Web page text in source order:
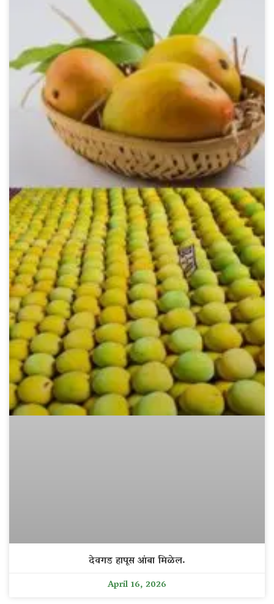
देवगड हापूस आंबा मिळेल.
April 16, 2026